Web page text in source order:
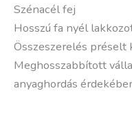
Szénacél fej
Hosszú fa nyél
Összeszerelés préselt
Meghosszabbított
anyaghordás